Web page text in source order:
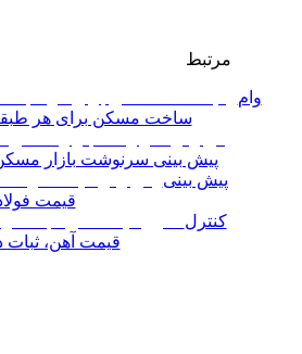
مرتبط
وام
ساخت مسکن برای هر
پیش بینی سرنوشت بازار
پیش بینی
قیمت فولاد
کنترل
قیمت آهن، ثبات